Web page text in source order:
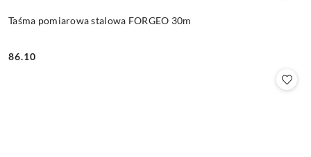
Taśma pomiarowa stalowa FORGEO 30m
Cena:
86.10